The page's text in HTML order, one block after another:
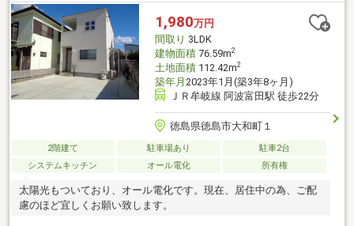
1,980万円
間取り 3LDK
建物面積76.59m2
土地面積112.42m2
築年月 2023年1月(築3年8ヶ月)
ＪＲ牟岐線 阿波富田駅 徒歩22分
徳島県徳島市大和町１
2階建て 駐車場あり
駐車2台
システムキッチン
オール電化 所有権
太陽光もついており、オール電化です。現在、居住中の為、ご配
慮のほど宜しくお願い致します。